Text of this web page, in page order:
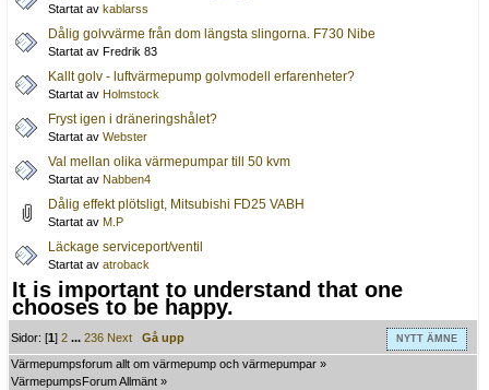
Startat av kablarss
Dålig golvvärme från dom längsta slingorna. F730 Nibe
Startat av Fredrik 83
Kallt golv - luftvärmepump golvmodell erfarenheter?
Startat av Holmstock
Fryst igen i dräneringshålet?
Startat av Webster
Val mellan olika värmepumpar till 50 kvm
Startat av Nabben4
Dålig effekt plötsligt, Mitsubishi FD25 VABH
Startat av M.P
Läckage serviceport/ventil
Startat av atroback
It is important to understand that one
chooses to be happy.
NYTT ÄMNE
Sidor: [1]2 ...236 Next
Gå upp
Värmepumpsforum allt om värmepump och värmepumpar »
VärmepumpsForum Allmänt »